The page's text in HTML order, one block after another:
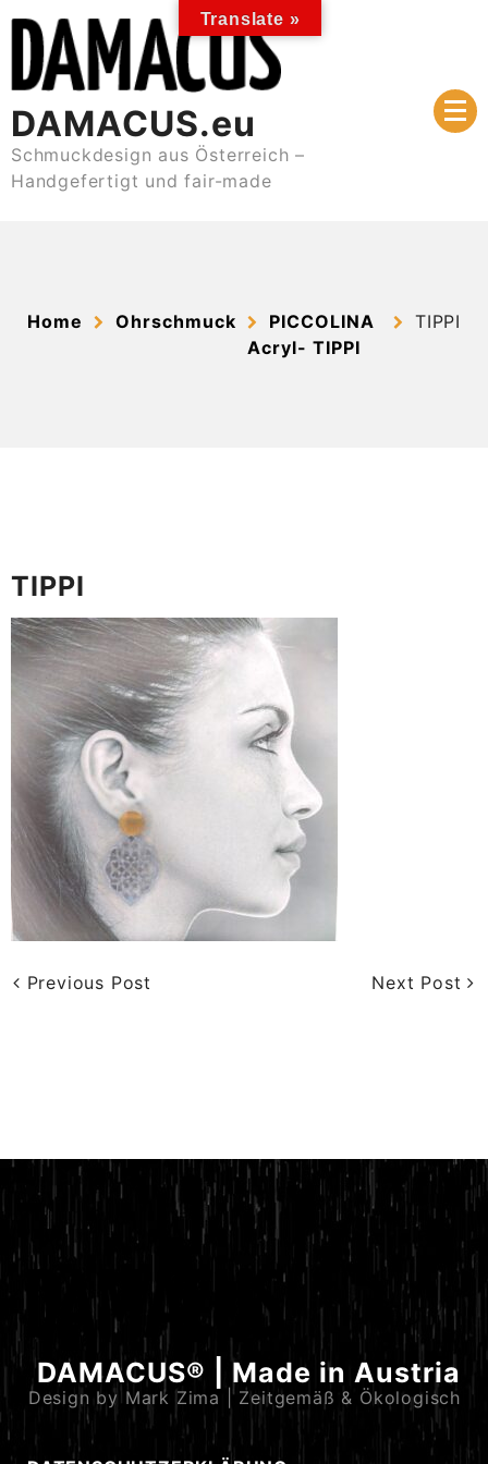
content
DAMACUS.eu
Schmuckdesign aus Österreich –
Handgefertigt und fair-made
Home Ohrschmuck
PICCOLINA
Acryl- TIPPI
TIPPI
TIPPI
Previous Post Next Post
DAMACUS® | Made in Austria
Design by Mark Zima | Zeitgemäß & Ökologisch
Translate »